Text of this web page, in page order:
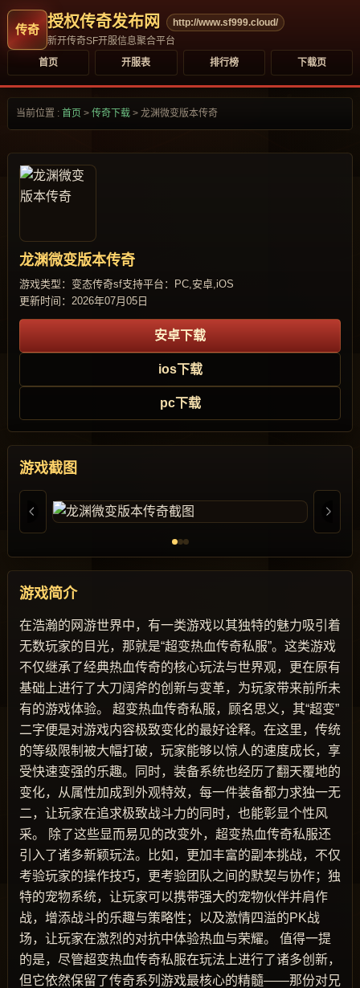
授权传奇发布网
http://www.sf999.cloud/
新开传奇SF开服信息聚合平台
首页
开服表 排行榜 下载页
当前位置 : 首页 > 传奇下载 > 龙渊微变版本传奇
龙渊微变版本传奇
游戏类型：变态传奇sf支持平台：PC,安卓,iOS
更新时间：2026年07月05日
安卓下载
ios下载
pc下载
游戏截图
游戏简介
在浩瀚的网游世界中，有一类游戏以其独特的魅力吸引着
无数玩家的目光，那就是“超变热血传奇私服”。这类游戏
不仅继承了经典热血传奇的核心玩法与世界观，更在原有
基础上进行了大刀阔斧的创新与变革，为玩家带来前所未
有的游戏体验。 超变热血传奇私服，顾名思义，其“超变”
二字便是对游戏内容极致变化的最好诠释。在这里，传统
的等级限制被大幅打破，玩家能够以惊人的速度成长，享
受快速变强的乐趣。同时，装备系统也经历了翻天覆地的
变化，从属性加成到外观特效，每一件装备都力求独一无
二，让玩家在追求极致战斗力的同时，也能彰显个性风
采。 除了这些显而易见的改变外，超变热血传奇私服还
引入了诸多新颖玩法。比如，更加丰富的副本挑战，不仅
考验玩家的操作技巧，更考验团队之间的默契与协作；独
特的宠物系统，让玩家可以携带强大的宠物伙伴并肩作
战，增添战斗的乐趣与策略性；以及激情四溢的PK战
场，让玩家在激烈的对抗中体验热血与荣耀。 值得一提
的是，尽管超变热血传奇私服在玩法上进行了诸多创新，
但它依然保留了传奇系列游戏最核心的精髓——那份对兄